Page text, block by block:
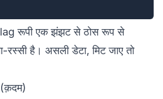
रूपी एक झंझट से ठोस रूप से
रस्सी है। असली डेटा, मिट जाए तो